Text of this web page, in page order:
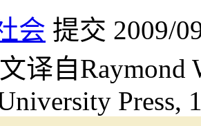
会 提交 2009/
译自Raymond
Press,